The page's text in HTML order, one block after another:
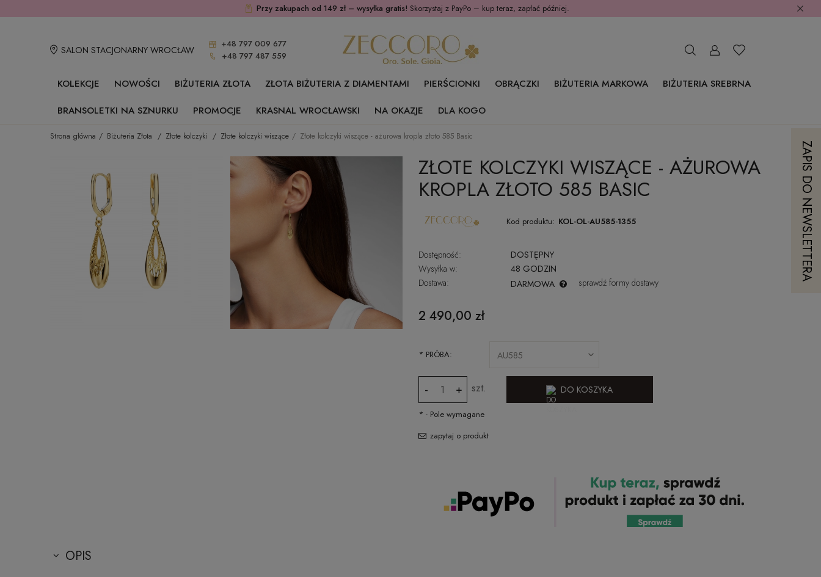
Przy zakupach od 149 zł – wysyłka gratis! Skorzystaj z PayPo – kup teraz, zapłać później.
SALON STACJONARNY WROCŁAW
+48 797 009 677
+48 797 487 559
KOLEKCJE NOWOŚCI BIŻUTERIA ZŁOTA ZŁOTA BIŻUTERIA Z DIAMENTAMI PIERŚCIONKI OBRĄCZKI BIŻUTERIA MARKOWA
BIŻUTERIA SREBRNA
BRANSOLETKI NA SZNURKU
PROMOCJE KRASNAL WROCŁAWSKI NA OKAZJE DLA KOGO
Strona główna Biżuteria Złota Złote kolczyki Złote kolczyki wiszące Złote kolczyki wiszące - ażurowa kropla złoto 585 Basic
ZŁOTE KOLCZYKI WISZĄCE - AŻUROWA
KROPLA ZŁOTO 585 BASIC
Kod produktu: KOL-OL-AU585-1355
Dostępność:
DOSTĘPNY
Wysyłka w:
48 GODZIN
Dostawa:
DARMOWA
CENA NIE ZAWIERA EWENTUALNYCH
KOSZTÓW PŁATNOŚCI
sprawdź formy dostawy
2 490,00 zł
* PRÓBA:
- + szt. DO KOSZYKA
* - Pole wymagane
zapytaj o produkt
OPIS
ZAPIS DO NEWSLETTERA